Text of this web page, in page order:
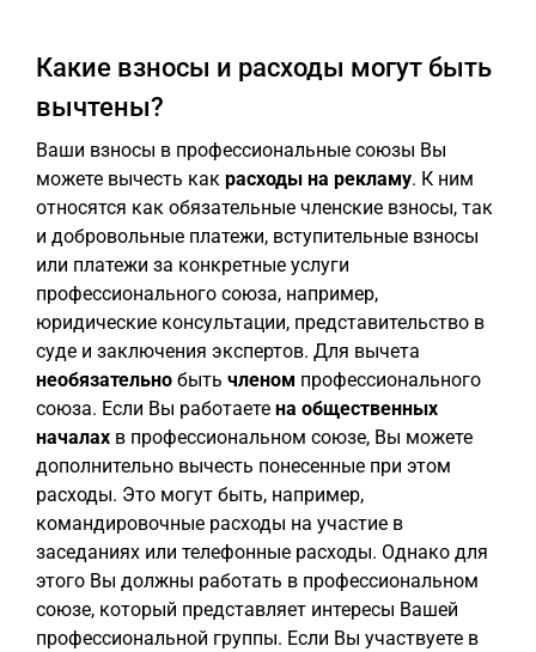
Какие взносы и расходы могут быть
вычтены?
Ваши взносы в профессиональные союзы Вы
можете вычесть как расходы на рекламу. К ним
относятся как обязательные членские взносы, так
и добровольные платежи, вступительные взносы
или платежи за конкретные услуги
профессионального союза, например,
юридические консультации, представительство в
суде и заключения экспертов. Для вычета
необязательно быть членом профессионального
союза. Если Вы работаете на общественных
началах в профессиональном союзе, Вы можете
дополнительно вычесть понесенные при этом
расходы. Это могут быть, например,
командировочные расходы на участие в
заседаниях или телефонные расходы. Однако для
этого Вы должны работать в профессиональном
союзе, который представляет интересы Вашей
профессиональной группы. Если Вы участвуете в